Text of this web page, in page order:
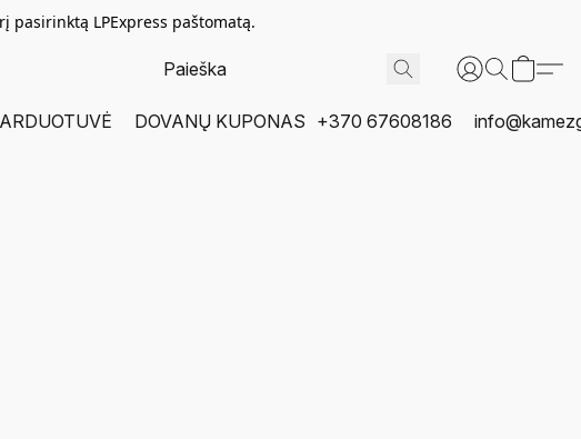
pasirinktą LPExpress paštomatą.
DOVANŲ KUPONAS +370 67608186